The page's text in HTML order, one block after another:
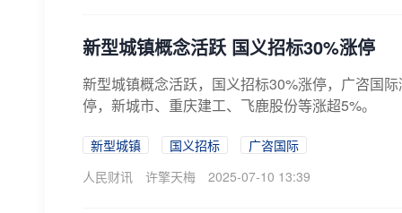
新型城镇概念活跃 国义招标30%涨停
新型城镇概念活跃，国义招标30%涨停，广咨国
停，新城市、重庆建工、飞鹿股份等涨超5%。
新型城镇 国义招标
广咨国际
人民财讯
许擎天梅 2025-07-10 13:39